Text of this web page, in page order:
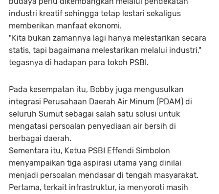
industri kreatif sehingga tetap lestari sekaligus
memberikan manfaat ekonomi.
"Kita bukan zamannya lagi hanya melestarikan secara
statis, tapi bagaimana melestarikan melalui industri,"
tegasnya di hadapan para tokoh PSBI.
Pada kesempatan itu, Bobby juga mengusulkan
integrasi Perusahaan Daerah Air Minum (PDAM) di
seluruh Sumut sebagai salah satu solusi untuk
mengatasi persoalan penyediaan air bersih di
berbagai daerah.
Sementara itu, Ketua PSBI Effendi Simbolon
menyampaikan tiga aspirasi utama yang dinilai
menjadi persoalan mendasar di tengah masyarakat.
Pertama, terkait infrastruktur, ia menyoroti masih